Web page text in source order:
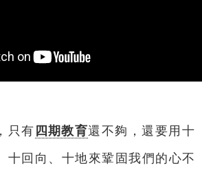
只有 四期教育還不夠，還要用十
十回向、十地來鞏固我們的心不